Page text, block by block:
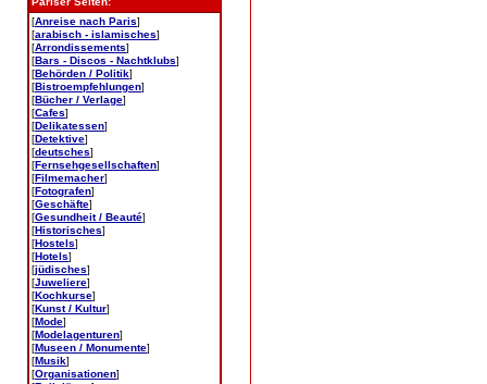
[Anreise nach Paris]
[arabisch - islamisches]
[Arrondissements]
[Bars - Discos - Nachtklubs]
[Behörden / Politik]
[Bistroempfehlungen]
[Bücher / Verlage]
[Cafes]
[Delikatessen]
[Detektive]
[deutsches]
[Fernsehgesellschaften]
[Filmemacher]
[Fotografen]
[Geschäfte]
[Gesundheit / Beauté]
[Historisches]
[Hostels]
[Hotels]
[jüdisches]
[Juweliere]
[Kochkurse]
[Kunst / Kultur]
[Mode]
[Modelagenturen]
[Museen / Monumente]
[Musik]
[Organisationen]